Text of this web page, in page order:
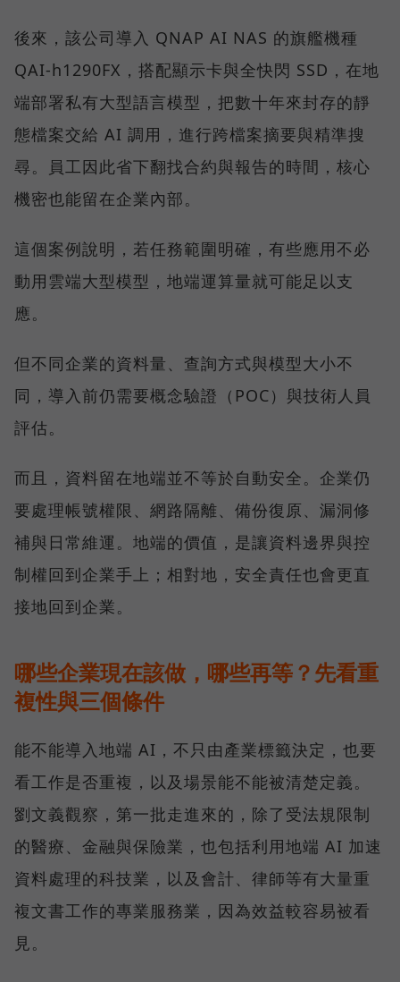
後來，該公司導入 QNAP AI NAS 的旗艦機種
QAI-h1290FX，搭配顯示卡與全快閃 SSD，在地
端部署私有大型語言模型，把數十年來封存的靜
態檔案交給 AI 調用，進行跨檔案摘要與精準搜
尋。員工因此省下翻找合約與報告的時間，核心
機密也能留在企業內部。
這個案例說明，若任務範圍明確，有些應用不必
動用雲端大型模型，地端運算量就可能足以支
應。
但不同企業的資料量、查詢方式與模型大小不
同，導入前仍需要概念驗證（POC）與技術人員
評估。
而且，資料留在地端並不等於自動安全。企業仍
要處理帳號權限、網路隔離、備份復原、漏洞修
補與日常維運。地端的價值，是讓資料邊界與控
制權回到企業手上；相對地，安全責任也會更直
接地回到企業。
哪些企業現在該做，哪些再等？先看重
複性與三個條件
能不能導入地端 AI，不只由產業標籤決定，也要
看工作是否重複，以及場景能不能被清楚定義。
劉文義觀察，第一批走進來的，除了受法規限制
的醫療、金融與保險業，也包括利用地端 AI 加速
資料處理的科技業，以及會計、律師等有大量重
複文書工作的專業服務業，因為效益較容易被看
見。